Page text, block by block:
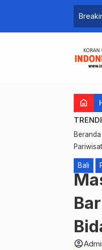
home
Beranda
Bali
account_circle